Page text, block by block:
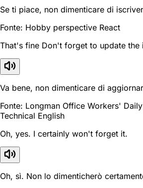
Se ti piace, non dimenticare di
Fonte: Hobby perspective React
That's fine Don't forget to update the
Va bene, non dimenticare di
Fonte: Longman Office Workers'
Technical English
Oh, yes. I certainly won't forget it.
Oh, sì. Non lo dimenticherò